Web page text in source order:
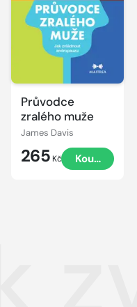
Průvodce
zralého muže
James Davis
265 Kč Koupit